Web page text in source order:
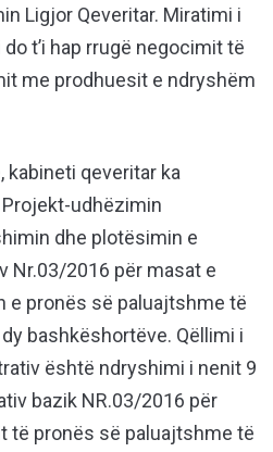
Ligjor Qeveritar. Miratimi i
t’i hap rrugë negocimit të
me prodhuesit e ndryshëm
kabineti qeveritar ka
udhëzimin
dhe plotësimin e
Nr.03/2016 për masat e
e pronës së paluajtshme të
bashkëshortëve. Qëllimi i
është ndryshimi i nenit 9
bazik NR.03/2016 për
të pronës së paluajtshme të